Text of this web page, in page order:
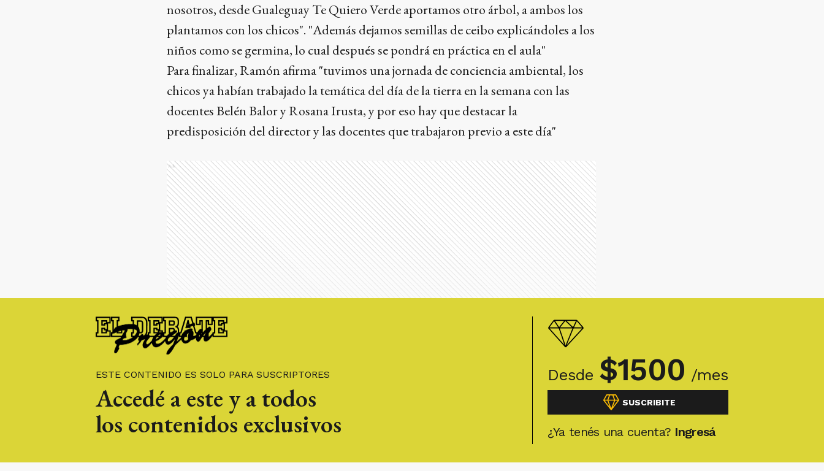
ESTE CONTENIDO ES SOLO PARA SUSCRIPTORES
Accedé a este y a todos
los contenidos exclusivos
Desde $1500 /mes
SUSCRIBITE
¿Ya tenés una cuenta? Ingresá
nosotros, desde Gualeguay Te Quiero Verde aportamos otro árbol, a ambos los
plantamos con los chicos". "Además dejamos semillas de ceibo explicándoles a los
niños como se germina, lo cual después se pondrá en práctica en el aula"
Para finalizar, Ramón afirma "tuvimos una jornada de conciencia ambiental, los
chicos ya habían trabajado la temática del día de la tierra en la semana con las
docentes Belén Balor y Rosana Irusta, y por eso hay que destacar la
predisposición del director y las docentes que trabajaron previo a este día"
Ads